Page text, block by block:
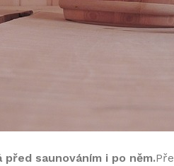
saunováním i po něm.